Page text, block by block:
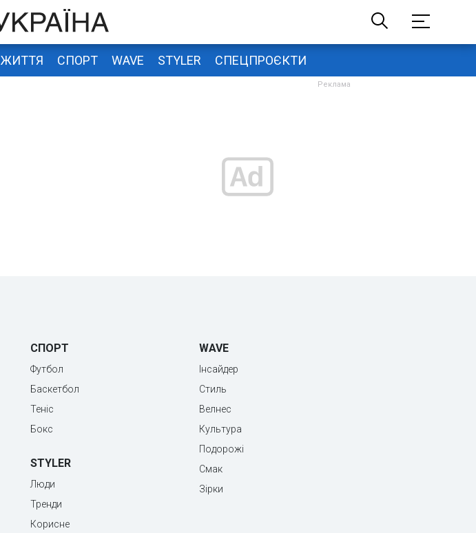
ЖИТТЯ СПОРТ WAVE STYLER СПЕЦПРОЄКТИ
СПОРТ
Футбол
Баскетбол
Теніс
Бокс
STYLER
Люди
Тренди
Корисне
WAVE
Інсайдер
Стиль
Велнес
Культура
Подорожі
Смак
Зірки